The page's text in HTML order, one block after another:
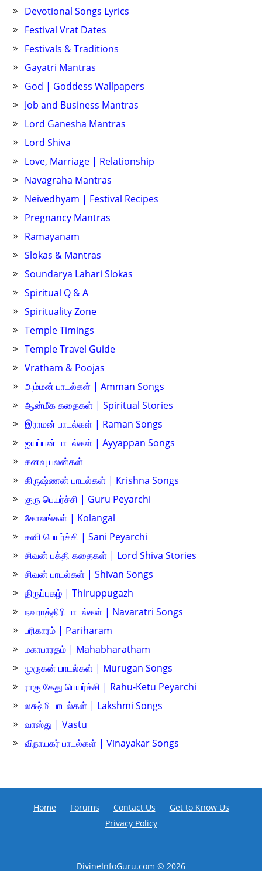
Devotional Songs Lyrics
Festival Vrat Dates
Festivals & Traditions
Gayatri Mantras
God | Goddess Wallpapers
Job and Business Mantras
Lord Ganesha Mantras
Lord Shiva
Love, Marriage | Relationship
Navagraha Mantras
Neivedhyam | Festival Recipes
Pregnancy Mantras
Ramayanam
Slokas & Mantras
Soundarya Lahari Slokas
Spiritual Q & A
Spirituality Zone
Temple Timings
Temple Travel Guide
Vratham & Poojas
அம்மன் பாடல்கள் | Amman Songs
ஆன்மீக கதைகள் | Spiritual Stories
இராமன் பாடல்கள் | Raman Songs
ஐயப்பன் பாடல்கள் | Ayyappan Songs
கனவு பலன்கள்
கிருஷ்ணன் பாடல்கள் | Krishna Songs
குரு பெயர்ச்சி | Guru Peyarchi
கோலங்கள் | Kolangal
சனி பெயர்ச்சி | Sani Peyarchi
சிவன் பக்தி கதைகள் | Lord Shiva Stories
சிவன் பாடல்கள் | Shivan Songs
திருப்புகழ் | Thiruppugazh
நவராத்திரி பாடல்கள் | Navaratri Songs
பரிகாரம் | Pariharam
மகாபாரதம் | Mahabharatham
முருகன் பாடல்கள் | Murugan Songs
ராகு கேது பெயர்ச்சி | Rahu-Ketu Peyarchi
லக்ஷ்மி பாடல்கள் | Lakshmi Songs
வாஸ்து | Vastu
விநாயகர் பாடல்கள் | Vinayakar Songs
Home Forums Contact Us
Get to Know Us
Privacy Policy
DivineInfoGuru.com © 2026